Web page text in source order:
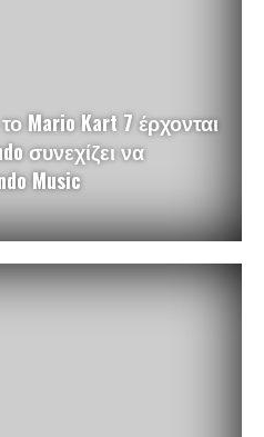
Mario Kart 7 έρχονται
συνεχίζει να
Music